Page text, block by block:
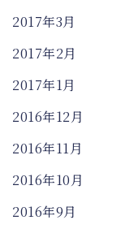
2017年3月
2017年2月
2017年1月
2016年12月
2016年11月
2016年10月
2016年9月